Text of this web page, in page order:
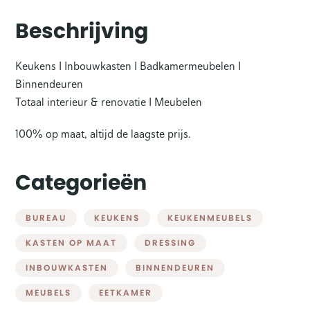
Beschrijving
Keukens I Inbouwkasten I Badkamermeubelen I
Binnendeuren
Totaal interieur & renovatie I Meubelen
100% op maat, altijd de laagste prijs.
Categorieën
BUREAU KEUKENS KEUKENMEUBELS
KASTEN OP MAAT DRESSING
INBOUWKASTEN BINNENDEUREN
MEUBELS EETKAMER